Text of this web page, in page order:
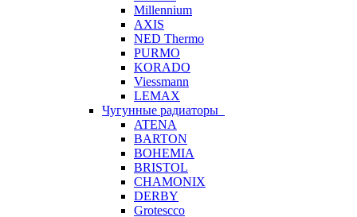
Millennium
AXIS
NED Thermo
PURMO
KORADO
Viessmann
LEMAX
Чугунные радиаторы
ATENA
BARTON
BOHEMIA
BRISTOL
CHAMONIX
DERBY
Grotescco